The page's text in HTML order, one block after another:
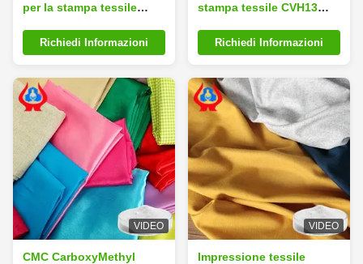
per la stampa tessile
sodio
Richiedi Informazioni
stampa tessile CVH13
Carbossimetilcellulosa di
sodio
Richiedi Informazioni
VIDEO
CMC CarboxyMethyl
VIDEO
Impressione tessile